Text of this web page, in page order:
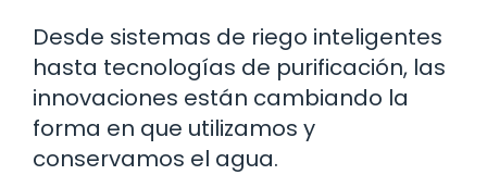
Desde sistemas de riego inteligentes
hasta tecnologías de purificación, las
innovaciones están cambiando la
forma en que utilizamos y
conservamos el agua.